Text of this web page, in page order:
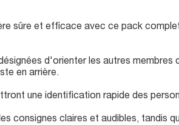
sûre et efficace avec ce pack
d'orienter les autres
en arrière.
une identification rapide des
consignes claires et audibles, tandis